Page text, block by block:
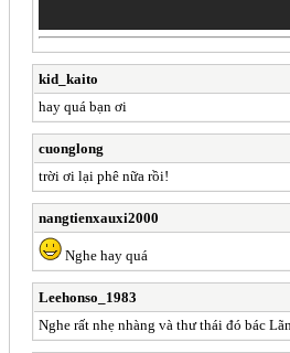
kid_kaito
hay quá bạn ơi
cuonglong
trời ơi lại phê nữa rồi!
nangtienxauxi2000
Nghe hay quá
Leehonso_1983
Nghe rất nhẹ nhàng và thư thái đó bác